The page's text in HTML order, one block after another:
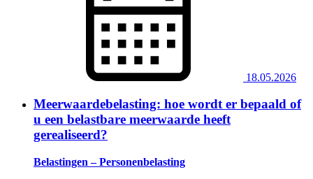
18.05.2026
Meerwaardebelasting: hoe wordt er bepaald of
u een belastbare meerwaarde heeft
gerealiseerd?
Belastingen – Personenbelasting